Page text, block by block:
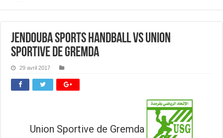
Jendouba Sports HandBall vs Union
Sportive de Gremda
29 avril 2017
Union Sportive de Gremda